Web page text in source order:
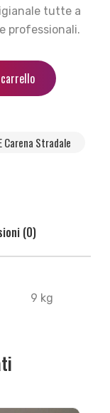
tutte a
professionali.
Carena Stradale
(0)
9 kg